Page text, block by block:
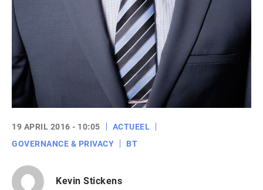
19 APRIL 2016 - 10:05
ACTUEEL
GOVERNANCE & PRIVACY
BT
Kevin Stickens